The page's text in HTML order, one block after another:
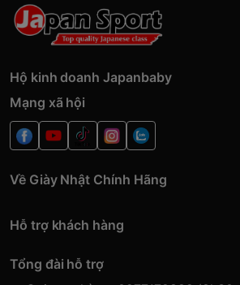
Hộ kinh doanh Japanbaby
Mạng xã hội
Về Giày Nhật Chính Hãng
Hỗ trợ khách hàng
Tổng đài hỗ trợ